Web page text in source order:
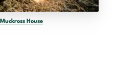
Muckross House